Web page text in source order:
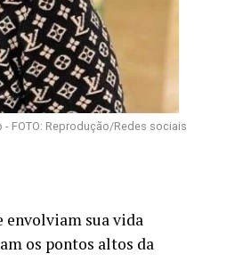
- FOTO: Reprodução/Redes sociais
envolviam sua vida
os pontos altos da